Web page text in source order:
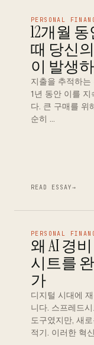
PERSONAL
12개월
때 당신
이 발생
지출을 추적하
1년 동안 이를
다. 큰 구매를 위
순히 …
READ ESSAY→
PERSONAL
왜 AI 경
시트를
가
디지털 시대에
니다. 스프레드
도구였지만, 새
적기. 이러한 혁